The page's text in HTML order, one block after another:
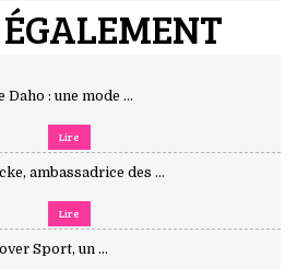
Daho : une mode ...
Lire
ambassadrice des ...
Lire
Sport, un ...